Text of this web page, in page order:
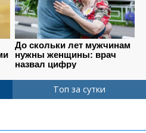
Топ за сутки